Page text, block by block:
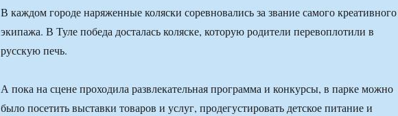
В каждом городе наряженные коляски соревновались за звание самого креативного
экипажа. В Туле победа досталась коляске, которую родители перевоплотили в
русскую печь.
А пока на сцене проходила развлекательная программа и конкурсы, в парке можно
было посетить выставки товаров и услуг, продегустировать детское питание и